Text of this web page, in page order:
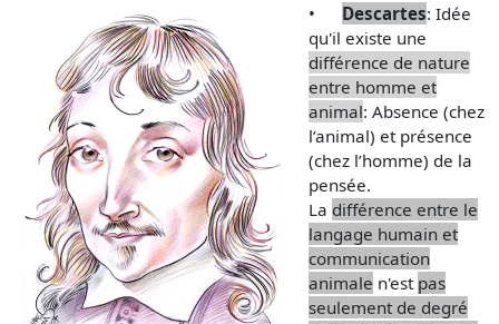
• Descartes: Idée
qu'il existe une
différence de nature
entre homme et
animal: Absence (chez
l’animal) et présence
(chez l’homme) de la
pensée.
La différence entre le
langage humain et
communication
animale n'est pas
seulement de degré